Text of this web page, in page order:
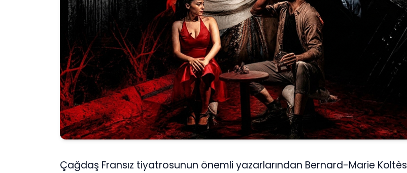
Çağdaş Fransız tiyatrosunun önemli yazarlarından Bernard-Marie Koltès